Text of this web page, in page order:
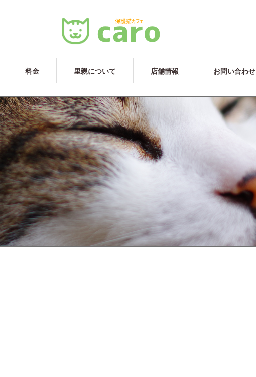
料金 里親について 店舗情報 お問い合わせ